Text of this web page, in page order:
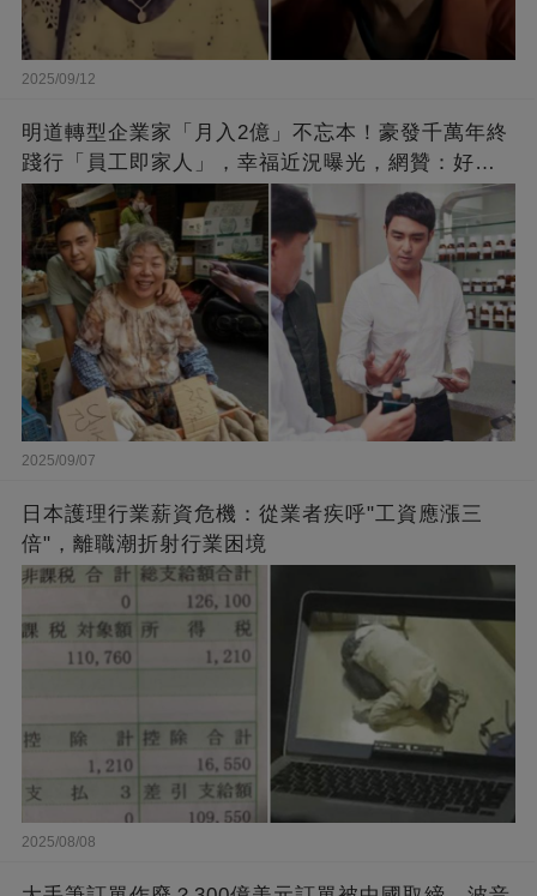
2025/09/12
明道轉型企業家「月入2億」不忘本！豪發千萬年終
踐行「員工即家人」，幸福近況曝光，網贊：好老
闆的福報
2025/09/07
日本護理行業薪資危機：從業者疾呼"工資應漲三
倍"，離職潮折射行業困境
2025/08/08